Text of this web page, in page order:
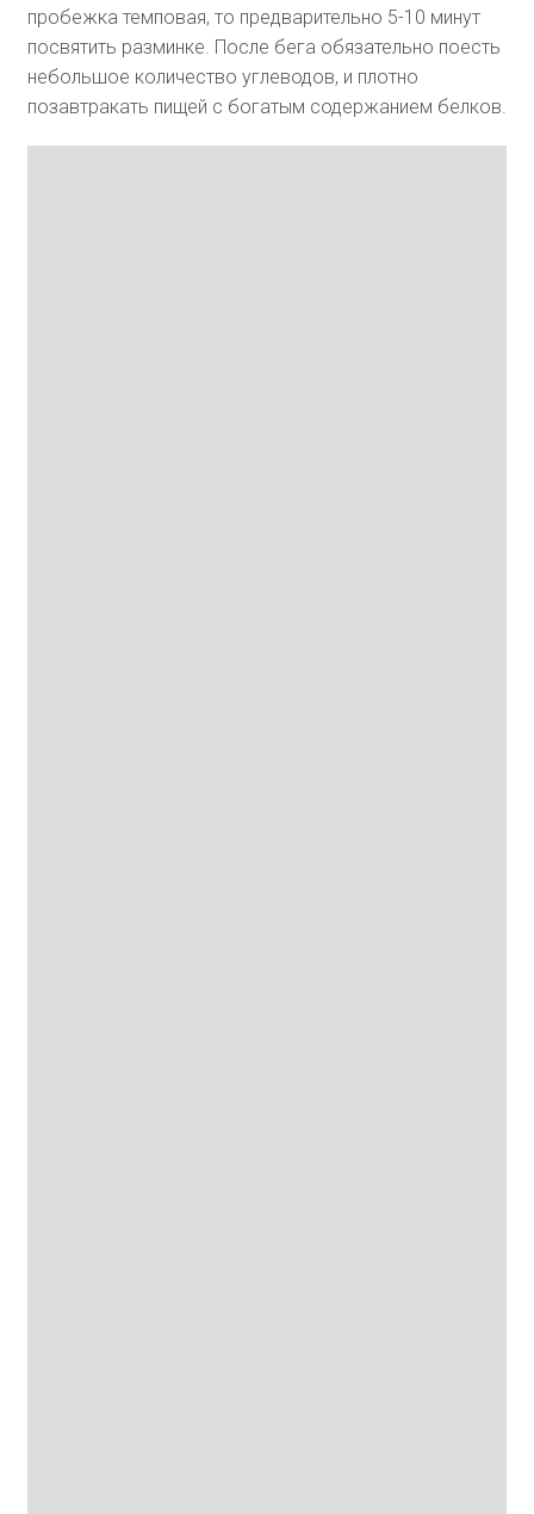
пробежка темповая, то предварительно 5-10 минут
посвятить разминке. После бега обязательно поесть
небольшое количество углеводов, и плотно
позавтракать пищей с богатым содержанием белков.